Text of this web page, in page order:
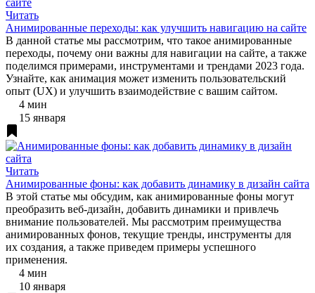
Читать
Анимированные переходы: как улучшить навигацию на сайте
В данной статье мы рассмотрим, что такое анимированные
переходы, почему они важны для навигации на сайте, а также
поделимся примерами, инструментами и трендами 2023 года.
Узнайте, как анимация может изменить пользовательский
опыт (UX) и улучшить взаимодействие с вашим сайтом.
4 мин
15 января
Читать
Анимированные фоны: как добавить динамику в дизайн сайта
В этой статье мы обсудим, как анимированные фоны могут
преобразить веб-дизайн, добавить динамики и привлечь
внимание пользователей. Мы рассмотрим преимущества
анимированных фонов, текущие тренды, инструменты для
их создания, а также приведем примеры успешного
применения.
4 мин
10 января